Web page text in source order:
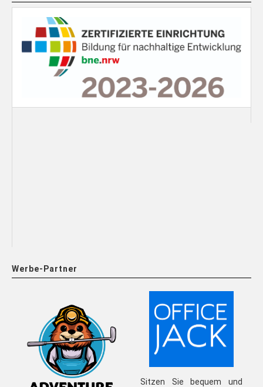
Werbe-Partner
Sitzen Sie bequem und